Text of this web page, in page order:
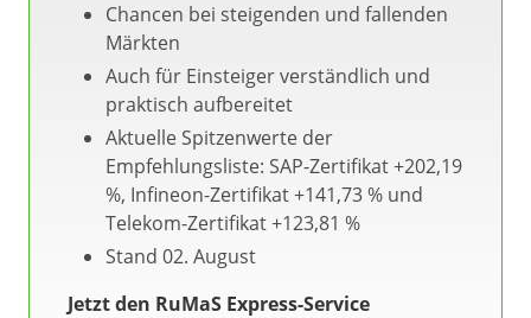
Chancen bei steigenden und fallenden
Märkten
Auch für Einsteiger verständlich und
praktisch aufbereitet
Aktuelle Spitzenwerte der
Empfehlungsliste: SAP-Zertifikat +202,19
%, Infineon-Zertifikat +141,73 % und
Telekom-Zertifikat +123,81 %
Stand 02. August
Jetzt den RuMaS Express-Service